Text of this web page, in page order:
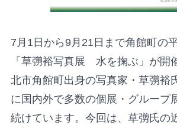
7月1日から9月21日まで角館町の
「草彅裕写真展 水を掬ぶ」が開
北市角館町出身の写真家・草彅裕
に国内外で多数の個展・グループ
続けています。今回は、草彅氏の